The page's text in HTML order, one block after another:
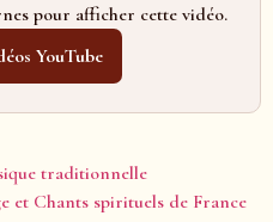
pour afficher cette vidéo.
YouTube
traditionnelle
et Chants spirituels de France